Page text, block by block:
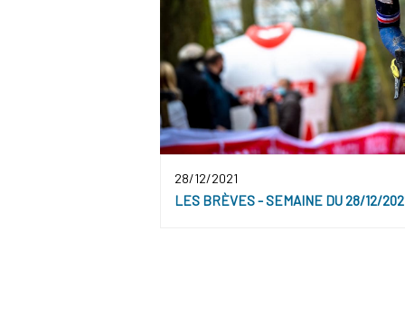
28/12/2021
LES BRÈVES - SEMAINE DU 28/12/